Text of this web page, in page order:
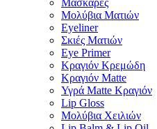
Μολύβια Ματιών
Eyeliner
Σκιές Ματιών
Eye Primer
Κραγιόν Κρεμώδη
Κραγιόν Matte
Υγρά Matte Κραγιόν
Lip Gloss
Μολύβια Χειλιών